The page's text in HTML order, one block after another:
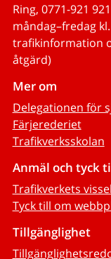
Ring, 0771-921 921
måndag–fredag
trafikinformation
åtgärd)
Mer om
Delegationen för
Färjerederiet
Trafikverksskolan
Anmäl och tyck
Trafikverkets
Tyck till om
Tillgänglighet